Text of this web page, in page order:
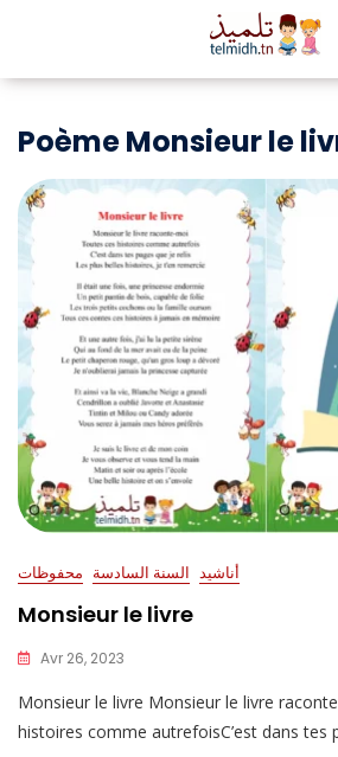
Poème Monsieur le
أناشيد السنة السادسة محفوظات
Monsieur le livre
Avr 26, 2023
Monsieur le livre Monsieur le livre
histoires comme autrefoisC’est dans tes